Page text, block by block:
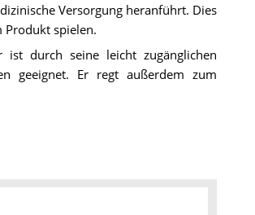
Versorgung heranführt. Dies
Produkt spielen.
ist durch seine leicht zugänglichen
geeignet. Er regt außerdem zum